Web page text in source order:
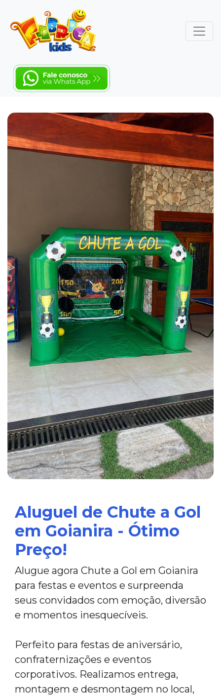
Aluguel de Chute a Gol
em Goianira - Ótimo
Preço!
Alugue agora Chute a Gol em Goianira
para festas e eventos e surpreenda
seus convidados com emoção, diversão
e momentos inesquecíveis.
Perfeito para festas de aniversário,
confraternizações e eventos
corporativos. Realizamos entrega,
montagem e desmontagem no local,